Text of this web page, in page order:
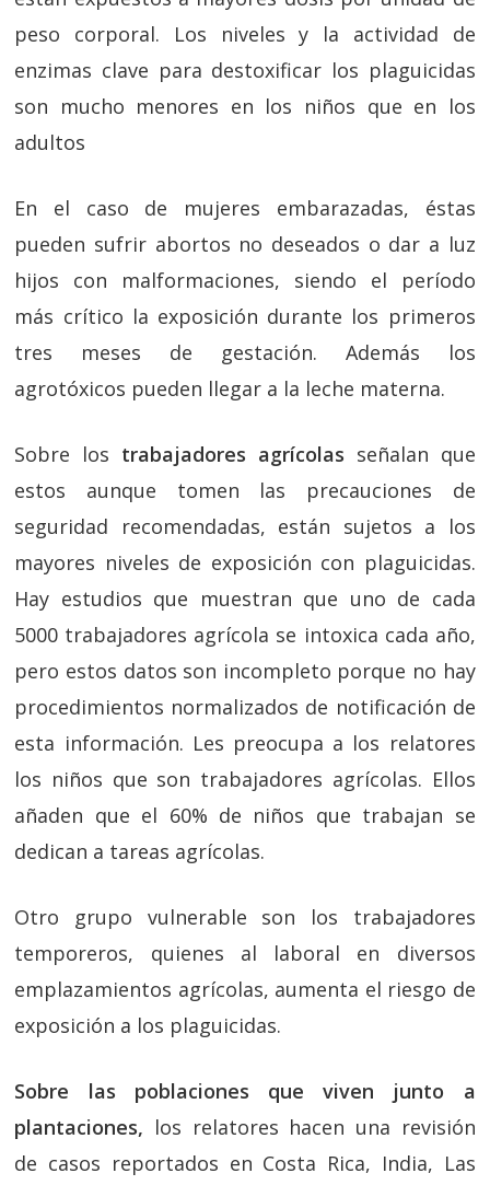
peso corporal. Los niveles y la actividad de
enzimas clave para destoxificar los plaguicidas
son mucho menores en los niños que en los
adultos
En el caso de mujeres embarazadas, éstas
pueden sufrir abortos no deseados o dar a luz
hijos con malformaciones, siendo el período
más crítico la exposición durante los primeros
tres meses de gestación. Además los
agrotóxicos pueden llegar a la leche materna.
Sobre los trabajadores agrícolas señalan que
estos aunque tomen las precauciones de
seguridad recomendadas, están sujetos a los
mayores niveles de exposición con plaguicidas.
Hay estudios que muestran que uno de cada
5000 trabajadores agrícola se intoxica cada año,
pero estos datos son incompleto porque no hay
procedimientos normalizados de notificación de
esta información. Les preocupa a los relatores
los niños que son trabajadores agrícolas. Ellos
añaden que el 60% de niños que trabajan se
dedican a tareas agrícolas.
Otro grupo vulnerable son los trabajadores
temporeros, quienes al laboral en diversos
emplazamientos agrícolas, aumenta el riesgo de
exposición a los plaguicidas.
Sobre las poblaciones que viven junto a
plantaciones, los relatores hacen una revisión
de casos reportados en Costa Rica, India, Las